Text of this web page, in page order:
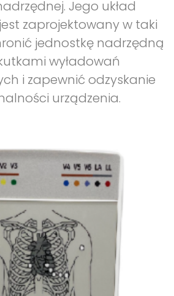
Jego układ
zaprojektowany w taki
jednostkę nadrzędną
wyładowań
i zapewnić odzyskanie
urządzenia.